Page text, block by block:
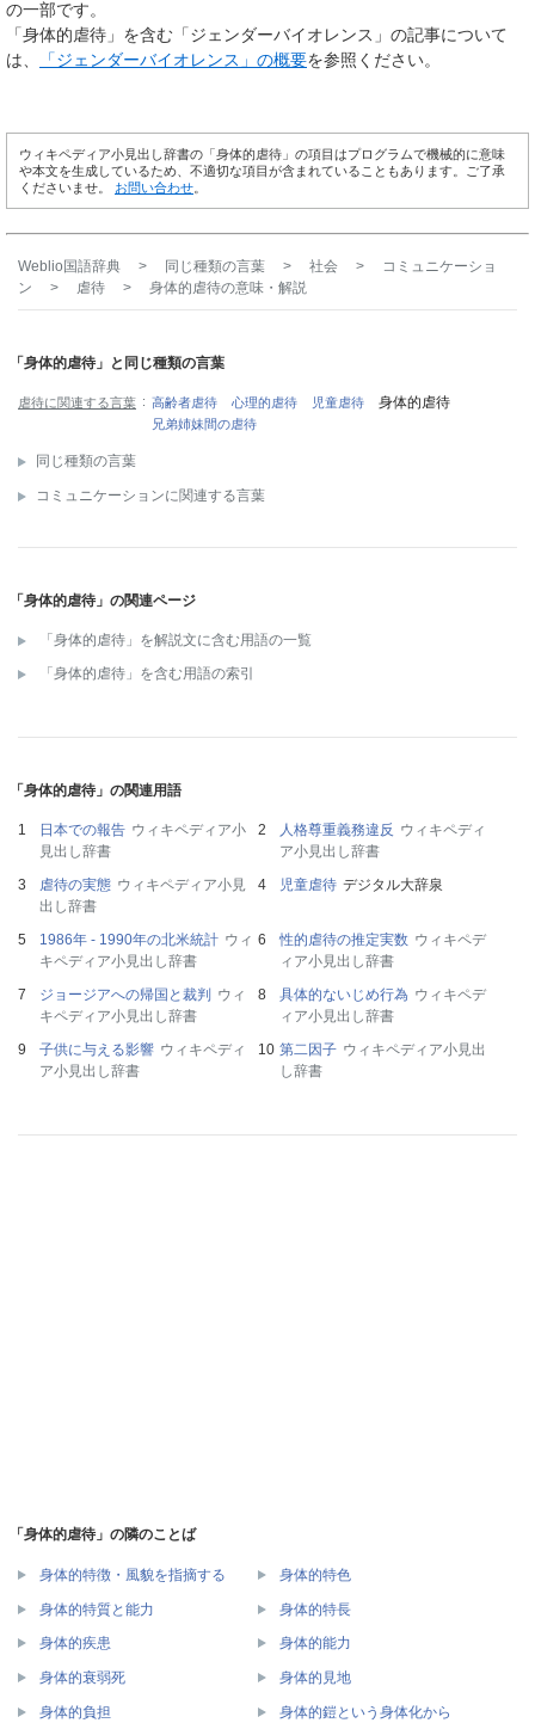
の一部です。
「身体的虐待」を含む「ジェンダーバイオレンス」の記事について
は、
「ジェンダーバイオレンス」の概要を参照ください。
ウィキペディア小見出し辞書の「身体的虐待」の項目はプログラムで機械的に意味
や本文を生成しているため、不適切な項目が含まれていることもあります。ご了承
くださいませ。 お問い合わせ
Weblio国語辞典 > 同じ種類の言葉 > 社会 >
コミュニケーショ
ン
> 虐待 > 身体的虐待の意味・解説
「身体的虐待」と同じ種類の言葉
虐待に関連する言葉 高齢者虐待 心理的虐待 児童虐待 身体的虐待
兄弟姉妹間の虐待
同じ種類の言葉
コミュニケーションに関連する言葉
「身体的虐待」の関連ページ
「身体的虐待」を解説文に含む用語の一覧
「身体的虐待」を含む用語の索引
「身体的虐待」の関連用語
日本での報告 ウィキペディア小
見出し辞書
人格尊重義務違反 ウィキペディ
ア小見出し辞書
虐待の実態 ウィキペディア小見
出し辞書
児童虐待 デジタル大辞泉
1986年 - 1990年の北米統計 ウィ
キペディア小見出し辞書
性的虐待の推定実数 ウィキペデ
ィア小見出し辞書
ジョージアへの帰国と裁判
ウィ
キペディア小見出し辞書
具体的ないじめ行為 ウィキペデ
ィア小見出し辞書
子供に与える影響 ウィキペディ
ア小見出し辞書
第二因子 ウィキペディア小見出
し辞書
「身体的虐待」の隣のことば
身体的特徴・風貌を指摘する 身体的特色
身体的特質と能力 身体的特長
身体的疾患 身体的能力
身体的衰弱死 身体的見地
身体的負担 身体的鎧という身体化から